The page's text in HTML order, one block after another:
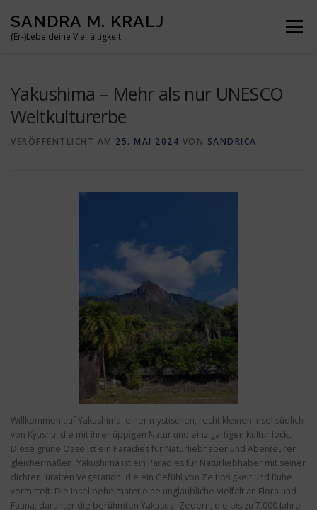
Inhalt
springen
SANDRA M. KRALJ
(Er-)Lebe deine Vielfältigkeit
Menü
Yakushima – Mehr als nur UNESCO
Weltkulturerbe
VERÖFFENTLICHT AM 25. MAI 2024 VON SANDRICA
Willkommen auf Yakushima, einer mystischen, recht kleinen Insel südlich
von Kyushu, die mit ihrer üppigen Natur und einzigartigen Kultur lockt.
Diese grüne Oase ist ein Paradies für Naturliebhaber und Abenteurer
gleichermaßen. Yakushima ist ein Paradies für Naturliebhaber mit seiner
dichten, uralten Vegetation, die ein Gefühl von Zeitlosigkeit und Ruhe
vermittelt. Die Insel beheimatet eine unglaubliche Vielfalt an Flora und
Fauna, darunter die berühmten Yakusugi-Zedern, die bis zu 7.000 Jahre